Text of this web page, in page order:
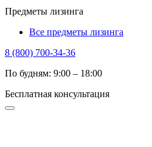
Предметы лизинга
Все предметы лизинга
8 (800) 700-34-36
По будням: 9:00 – 18:00
Бесплатная консультация